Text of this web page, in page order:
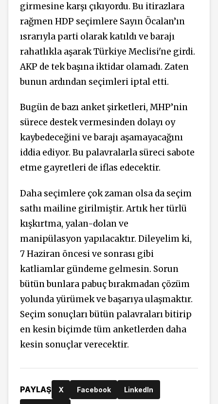
girmesine karşı çıkıyordu. Bu itirazlara
rağmen HDP seçimlere Sayın Öcalan’ın
ısrarıyla parti olarak katıldı ve barajı
rahatlıkla aşarak Türkiye Meclisi'ne girdi.
AKP de tek başına iktidar olamadı. Zaten
bunun ardından seçimleri iptal etti.
Bugün de bazı anket şirketleri, MHP’nin
sürece destek vermesinden dolayı oy
kaybedeceğini ve barajı aşamayacağını
iddia ediyor. Bu palavralarla süreci sabote
etme gayretleri de iflas edecektir.
Daha seçimlere çok zaman olsa da seçim
sathı mailine girilmiştir. Artık her türlü
kışkırtma, yalan-dolan ve
manipülasyon yapılacaktır. Dileyelim ki,
7 Haziran öncesi ve sonrası gibi
katliamlar gündeme gelmesin. Sorun
bütün bunlara pabuç bırakmadan çözüm
yolunda yürümek ve başarıya ulaşmaktır.
Seçim sonuçları bütün palavraları bitirip
en kesin biçimde tüm anketlerden daha
kesin sonuçlar verecektir.
PAYLAŞ X Facebook LinkedIn